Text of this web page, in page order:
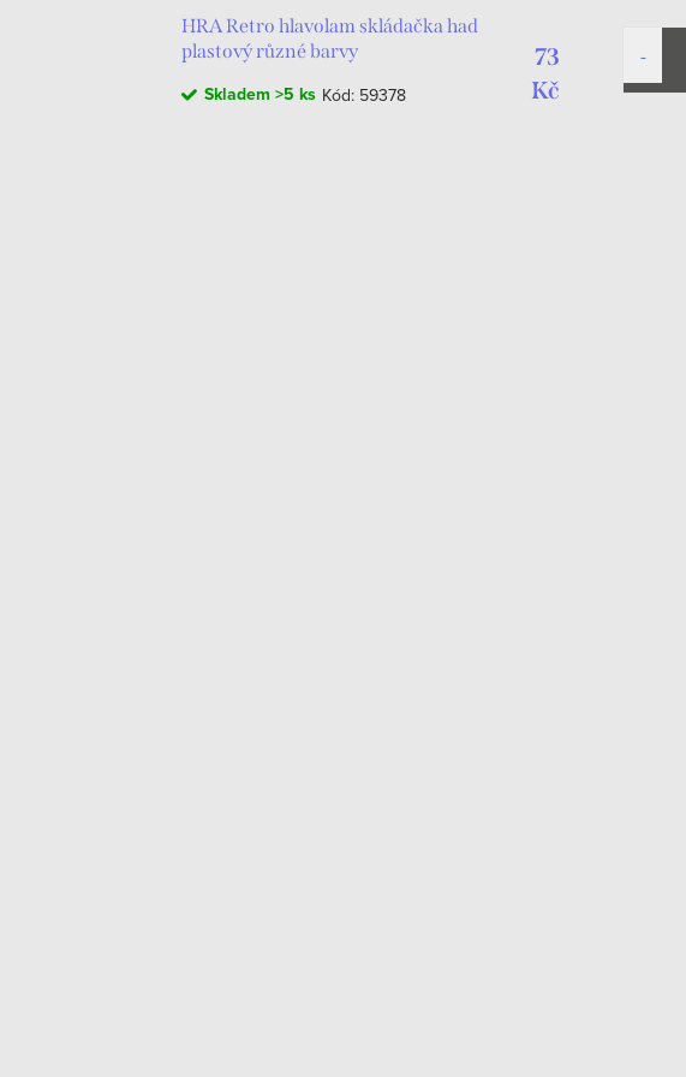
HRA Retro hlavolam skládačka had
plastový různé barvy
Skladem >5 ks Kód: 59378
73
Kč